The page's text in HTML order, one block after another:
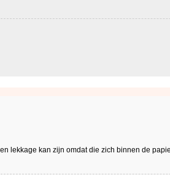
lekkage kan zijn omdat die zich binnen de